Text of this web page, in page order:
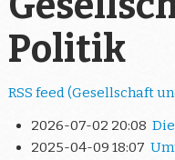
Politik
RSS feed (Gesellschaft
2026-07-02 20:08
2025-04-09 18:07